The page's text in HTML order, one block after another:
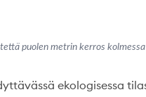
puolen metrin kerros kolmessa
ekologisessa